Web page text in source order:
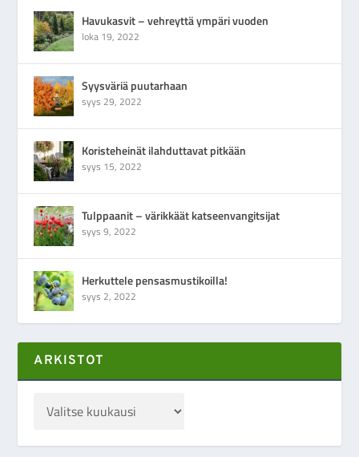
Havukasvit – vehreyttä ympäri vuoden
loka 19, 2022
Syysväriä puutarhaan
syys 29, 2022
Koristeheinät ilahduttavat pitkään
syys 15, 2022
Tulppaanit – värikkäät katseenvangitsijat
syys 9, 2022
Herkuttele pensasmustikoilla!
syys 2, 2022
ARKISTOT